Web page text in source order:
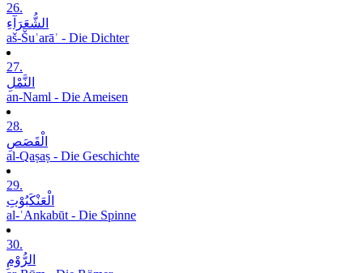
26.
الشُّعَرَآءِ
aš-Šuʿarāʾ - Die Dichter
27.
النَّمْلِ
an-Naml - Die Ameisen
28.
الْقَصَصِ
al-Qaṣaṣ - Die Geschichte
29.
الْعَنْکَبُوْتِ
al-ʿAnkabūt - Die Spinne
30.
الرُّوْمِ